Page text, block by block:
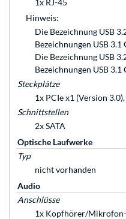
1x RJ-45
Hinweis:
Die Bezeichnung USB
Bezeichnungen USB 3.1
Die Bezeichnung USB
Bezeichnungen USB 3.1
Steckplätze
1x PCIe x1 (Version
Schnittstellen
2x SATA
Optische Laufwerke
Typ
nicht vorhanden
Audio
Anschlüsse
1x Kopfhörer/